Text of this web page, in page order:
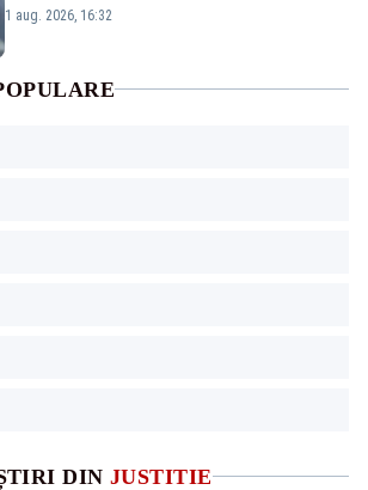
DIN JUSTITIE
pasează vina în plină criză energetică
1 aug. 2026, 16:32